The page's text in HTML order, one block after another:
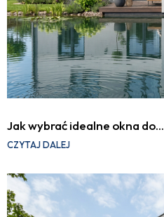
Jak wybrać idealne okna do…
CZYTAJ DALEJ